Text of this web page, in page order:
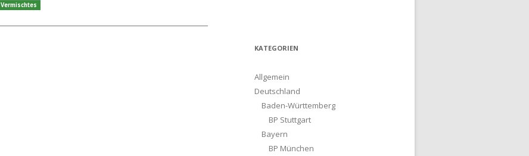
Vermischtes
KATEGORIEN
Allgemein
Deutschland
Baden-Württemberg
BP Stuttgart
Bayern
BP München